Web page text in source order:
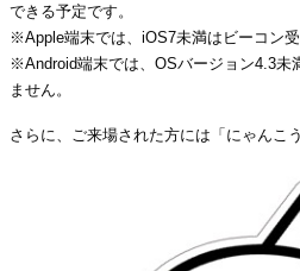
できる予定です。
※Apple端末では、iOS7未満はビーコン受
※Android端末では、OSバージョン4.3未
ません。
さらに、ご来場された方には「にゃんこ